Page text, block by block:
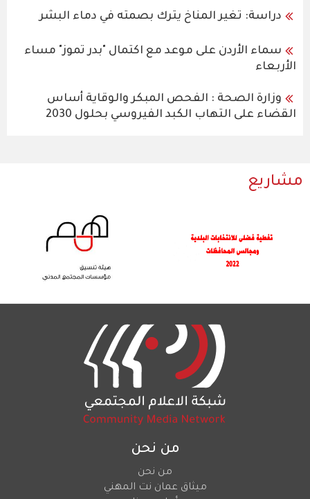
دراسة: تغير المناخ يترك بصمته في دماء البشر
سماء الأردن على موعد مع اكتمال "بدر تموز" مساء
الأربعاء
وزارة الصحة : الفحص المبكر والوقاية أساس
القضاء على التهاب الكبد الفيروسي بحلول 2030
مشاريع
من نحن
من نحن
ميثاق عمان نت المهني